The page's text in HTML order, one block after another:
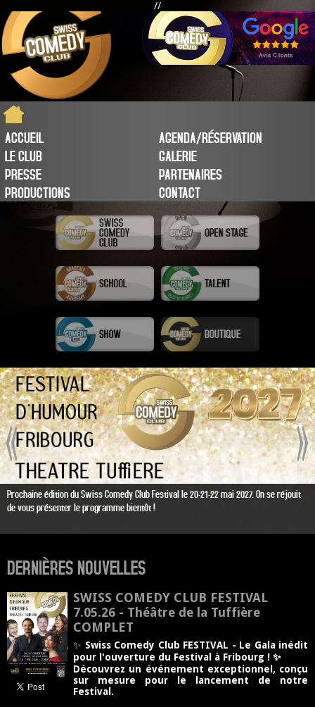
//
ACCUEIL
AGENDA/RÉSERVATION
LE CLUB
GALERIE
PRESSE
PARTENAIRES
PRODUCTIONS
CONTACT
Prochaine édition du Swiss Comedy Club Festival le 20-21-22 mai 2027. On se réjouit
de vous présenter le programme bientôt !
DERNIÈRES NOUVELLES
SWISS COMEDY CLUB FESTIVAL
7.05.26 - Théâtre de la Tuffière
COMPLET
✨ Swiss Comedy Club FESTIVAL - Le Gala inédit
pour l'ouverture du Festival à Fribourg !✨
Découvrez un événement exceptionnel, conçu
sur mesure pour le lancement de notre
Festival.